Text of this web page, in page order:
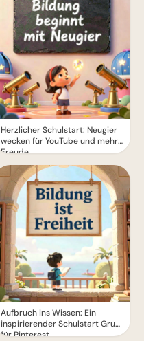
Herzlicher Schulstart: Neugier
wecken für YouTube und mehr
Freude
Aufbruch ins Wissen: Ein
inspirierender Schulstart Gruß
für Pinterest